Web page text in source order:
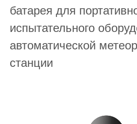
батарея для
испытательного
автоматической
станции